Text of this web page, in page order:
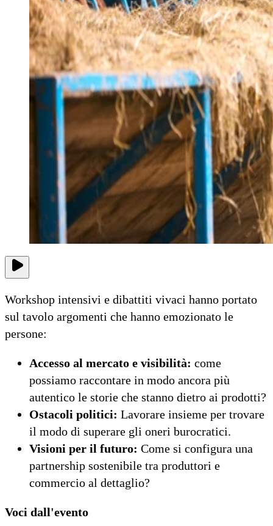
Workshop intensivi e dibattiti vivaci hanno portato
sul tavolo argomenti che hanno emozionato le
persone:
Accesso al mercato e visibilità: come
possiamo raccontare in modo ancora più
autentico le storie che stanno dietro ai prodotti?
Ostacoli politici: Lavorare insieme per trovare
il modo di superare gli oneri burocratici.
Visioni per il futuro: Come si configura una
partnership sostenibile tra produttori e
commercio al dettaglio?
Voci dall'evento